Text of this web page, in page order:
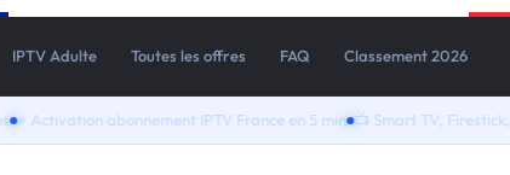
IPTV Adulte Toutes les offres FAQ Classement 2026
abonnement IPTV France en 5 min 📺 Smart TV, Firestick, iPhone,